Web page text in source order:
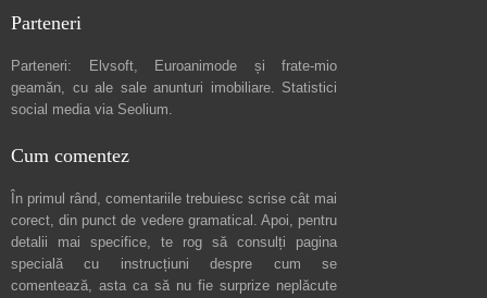
Parteneri
Parteneri: Elvsoft, Euroanimode și frate-mio
geamăn, cu ale sale anunturi imobiliare. Statistici
social media via Seolium.
Cum comentez
În primul rând, comentariile trebuiesc scrise cât mai
corect, din punct de vedere gramatical. Apoi, pentru
detalii mai specifice, te rog să consulți pagina
specială cu instrucțiuni despre cum se
comentează, asta ca să nu fie surprize neplăcute